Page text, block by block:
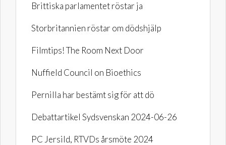
Brittiska parlamentet röstar ja
Storbritannien röstar om dödshjälp
Filmtips! The Room Next Door
Nuffield Council on Bioethics
Pernilla har bestämt sig för att dö
Debattartikel Sydsvenskan 2024-06-26
PC Jersild, RTVDs årsmöte 2024